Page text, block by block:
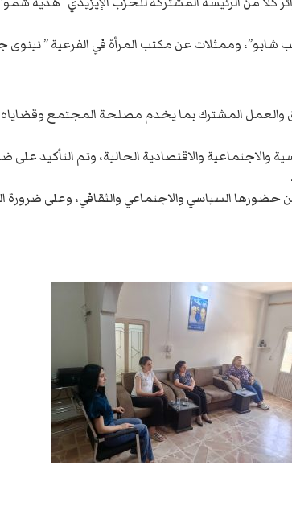
شابو”، وممثلات عن مكتب المرأة في الفرعية ” نينوى
والعمل المشترك بما يخدم مصلحة المجتمع
والاقتصادية الحالية، وتم التأكيد على
حضورها السياسي والاجتماعي والثقافي، وعلى